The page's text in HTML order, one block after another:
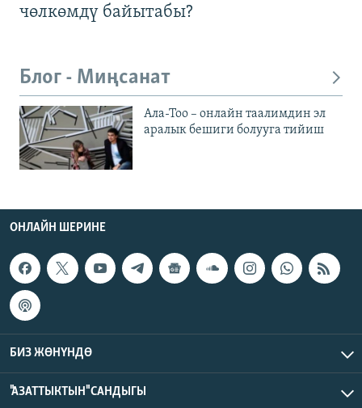
чөлкөмдү байытабы?
Блог - Миңсанат
Ала-Тоо – онлайн таалимдин эл
аралык бешиги болууга тийиш
ОНЛАЙН ШЕРИНЕ
БИЗ ЖӨНҮНДӨ
"АЗАТТЫКТЫН" САНДЫГЫ